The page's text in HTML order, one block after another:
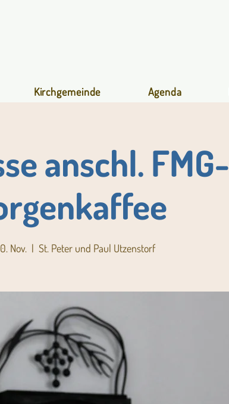
Kirchgemeinde Agenda
anschl. FMG-
Nov.
  |
St. Peter und Paul Utzenstorf